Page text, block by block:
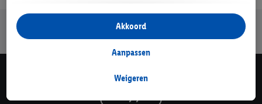
Jouw voordelen bij ons als Lidl webshop klant
Gratis retourneren Veilig winkelen 30 dagen bedenktijd
Lidl Nieuwsbrief
opslaan van voorkeursinstellingen, het verzamelen en
analyseren van statistieken of voor het tonen van
gepersonaliseerde reclame binnen en buiten de Lidl-diensten.
gegevens over jouw aankoopgedrag in de winkel ook voor de
Weigeren
Aanpassen
Akkoord